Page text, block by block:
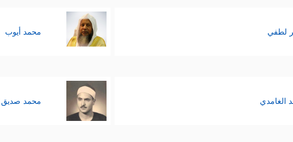
لطفي محمد أيوب
الغامدي محمد صديق